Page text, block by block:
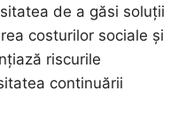
de a găsi soluții
costurilor sociale și
riscurile
continuării